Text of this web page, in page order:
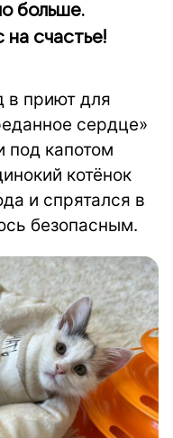
больше.
счастье!
в приют для
сердце»
под капотом
котёнок
и спрятался в
безопасным.